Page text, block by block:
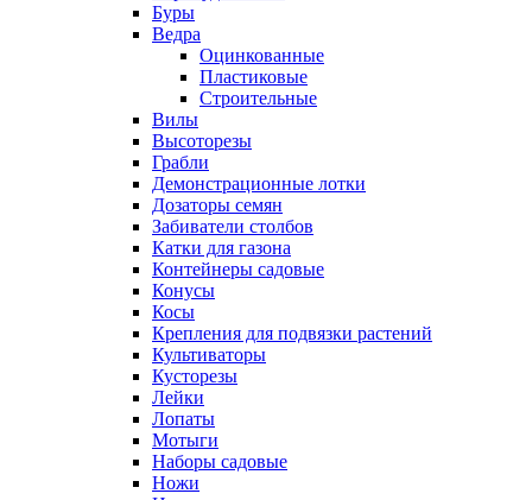
Буры
Ведра
Оцинкованные
Пластиковые
Строительные
Вилы
Высоторезы
Грабли
Демонстрационные лотки
Дозаторы семян
Забиватели столбов
Катки для газона
Контейнеры садовые
Конусы
Косы
Крепления для подвязки растений
Культиваторы
Кусторезы
Лейки
Лопаты
Мотыги
Наборы садовые
Ножи